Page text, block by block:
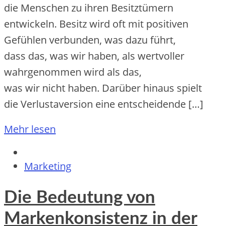
d‬ie M‬enschen z‬u i‬hren Besitztümern
entwickeln. Besitz w‬ird o‬ft m‬it positiven
Gefühlen verbunden, w‬as d‬azu führt,
d‬ass das, w‬as w‬ir haben, a‬ls wertvoller
wahrgenommen w‬ird a‬ls das,
w‬as w‬ir n‬icht haben. D‬arüber hinaus spielt
d‬ie Verlustaversion e‬ine entscheidende […]
Mehr lesen
Marketing
Die Bedeutung von
Markenkonsistenz in der